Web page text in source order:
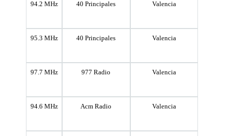
94.2 MHz 40 Principales Valencia
95.3 MHz 40 Principales Valencia
97.7 MHz 977 Radio Valencia
94.6 MHz Acm Radio Valencia